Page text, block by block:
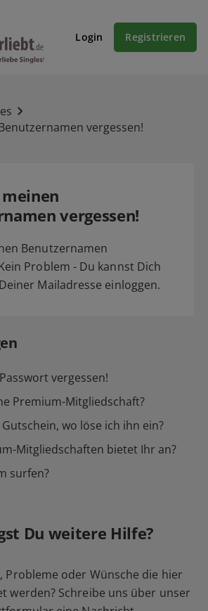
Login Registrieren
vergessen!
vergessen!
Benutzernamen
Problem - Du kannst Dich
Mailadresse einloggen.
vergessen!
Premium-Mitgliedschaft?
wo löse ich ihn ein?
Mitgliedschaften bietet Ihr an?
surfen?
Du weitere Hilfe?
Probleme oder Wünsche die hier
werden? Schreibe uns über unser